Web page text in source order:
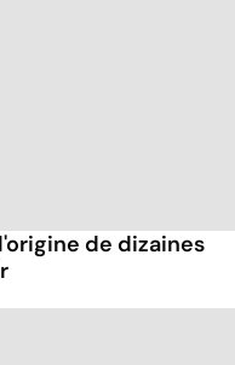
de dizaines